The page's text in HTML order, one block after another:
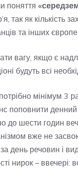
поняття
так як кількість
та інших
вагу, якщо є
будуть всі
мінімум 3
поповнити денний
до шести годин
вже не
день речовин і
нирок –